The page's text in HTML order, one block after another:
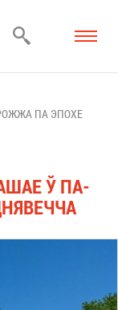
ПА ЭПО­ХЕ
Ў ПА­